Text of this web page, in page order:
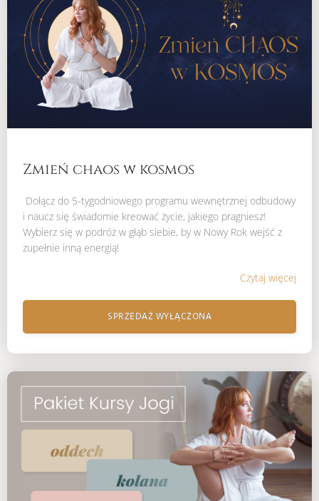
Zmień chaos w kosmos
Dołącz do 5-tygodniowego programu wewnętrznej odbudowy
i naucz się świadomie kreować życie, jakiego pragniesz!
Wybierz się w podróż w głąb siebie, by w Nowy Rok wejść z
zupełnie inną energią!
Czytaj więcej
SPRZEDAŻ WYŁĄCZONA